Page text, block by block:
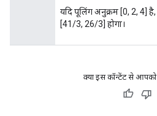
यदि पूलिंग अनुक्रम [0, 2, 4]
[41/3, 26/3] होगा।
क्या इस कॉन्टेंट से आपको